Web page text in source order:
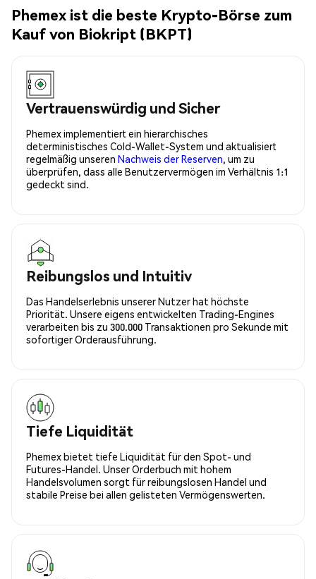
Phemex ist die beste Krypto-Börse zum
Kauf von Biokript (BKPT)
Vertrauenswürdig und Sicher
Phemex implementiert ein hierarchisches
deterministisches Cold-Wallet-System und aktualisiert
regelmäßig unseren Nachweis der Reserven, um zu
überprüfen, dass alle Benutzervermögen im Verhältnis 1:1
gedeckt sind.
Reibungslos und Intuitiv
Das Handelserlebnis unserer Nutzer hat höchste
Priorität. Unsere eigens entwickelten Trading-Engines
verarbeiten bis zu 300.000 Transaktionen pro Sekunde mit
sofortiger Orderausführung.
Tiefe Liquidität
Phemex bietet tiefe Liquidität für den Spot- und
Futures-Handel. Unser Orderbuch mit hohem
Handelsvolumen sorgt für reibungslosen Handel und
stabile Preise bei allen gelisteten Vermögenswerten.